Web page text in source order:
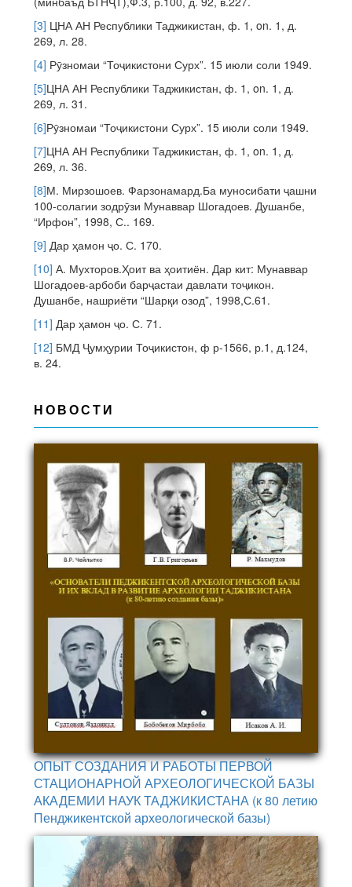
[3] ЦНА АН Республики Таджикистан, ф. 1, on. 1, д.
269, л. 28.
[4] Рӯзномаи “Тоҷикистони Сурх”. 15 июли соли 1949.
[5]ЦНА АН Республики Таджикистан, ф. 1, on. 1, д.
269, л. 31.
[6]Рӯзномаи “Тоҷикистони Сурх”. 15 июли соли 1949.
[7]ЦНА АН Республики Таджикистан, ф. 1, on. 1, д.
269, л. 36.
[8]М. Мирзошоев. Фарзонамард.Ба муносибати ҷашни
100-солагии зодрӯзи Мунаввар Шогадоев. Душанбе,
“Ирфон”, 1998, С.. 169.
[9] Дар ҳамон ҷо. С. 170.
[10] А. Мухторов.Ҳоит ва ҳоитиён. Дар кит: Мунаввар
Шогадоев-арбоби барҷастаи давлати тоҷикон.
Душанбе, нашриёти “Шарқи озод”, 1998,С.61.
[11] Дар ҳамон ҷо. С. 71.
[12] БМД Ҷумҳурии Тоҷикистон, ф р-1566, р.1, д.124,
в. 24.
НОВОСТИ
ОПЫТ СОЗДАНИЯ И РАБОТЫ ПЕРВОЙ
СТАЦИОНАРНОЙ АРХЕОЛОГИЧЕСКОЙ БАЗЫ
АКАДЕМИИ НАУК ТАДЖИКИСТАНА (к 80 летию
Пенджикентской археологической базы)